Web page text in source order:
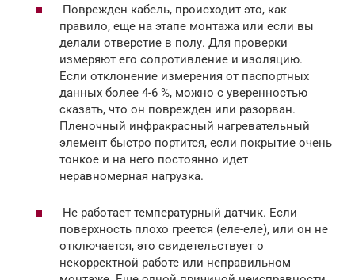
Поврежден кабель, происходит это, как
правило, еще на этапе монтажа или если вы
делали отверстие в полу. Для проверки
измеряют его сопротивление и изоляцию.
Если отклонение измерения от паспортных
данных более 4-6 %, можно с уверенностью
сказать, что он поврежден или разорван.
Пленочный инфракрасный нагревательный
элемент быстро портится, если покрытие очень
тонкое и на него постоянно идет
неравномерная нагрузка.
Не работает температурный датчик. Если
поверхность плохо греется (еле-еле), или он не
отключается, это свидетельствует о
некорректной работе или неправильном